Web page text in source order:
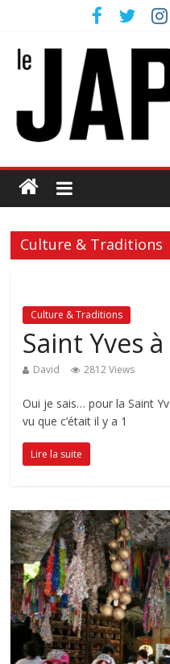
Culture & Traditions
Culture & Traditions
Saint Yves
David 2812 Views
Oui je sais… pour la Saint
vu que c’était il y a 1
Lire la suite